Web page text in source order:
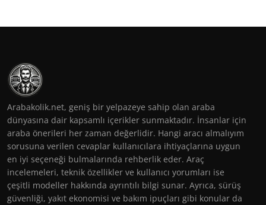
Arabakolik.net, geniş bir yelpazeye sahip olan araba
dünyasına dair kapsamlı içerikler sunmaktadır. İnsanlar için
araba önerileri her zaman değerlidir. Hangi aracı almalıyım
sorusuna verilen cevaplar kullanıcılara ihtiyaçlarına uygun
en iyi seçeneği bulmalarında rehberlik eder. Araç
incelemeleri, teknik özellikler ve kullanıcı yorumları ise
çeşitli modeller hakkında ayrıntılı bilgi sunar. Ayrıca, sürüş
güvenliği, yakıt ekonomisi ve bakım ipuçları gibi konular da